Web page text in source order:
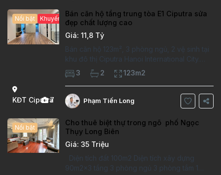
KĐT Ciputra
7
Nổi bật Khuyến mại hấp dẫn
Bán căn hộ tầng trung tòa E1 Ciputra sửa
đẹp chất lượng cao
Giá: 11,8 Tỷ
Bán căn hộ 123m², 3 phòng ngủ, 2 vệ sinh tại
khu đô thị Ciputra Hanoi International City.
Căn hộ đã sửa mới kỹ, chất lượng cao, sàn
gỗ, bếp hiện đại, không gian thoáng sáng.
Thông tin căn hộ: Diện tích:
3 2 123m2
Phạm Tiến Long
Nổi bật
Cho thuê biệt thự trong ngõ phố Ngọc
Thụy Long Biên
Giá: 35 Triệu
Diện tích đất 100m2 Diện tích xây dựng
90m2x3 tầng 3 phòng ngủ 3 phòng tắm 1